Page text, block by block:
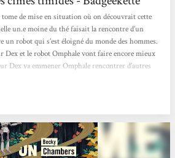
de mise en situation où on découvrait cette
un.e moine du thé faisait la rencontre d’un
un robot qui s’est éloigné du monde des hommes.
Dex et le robot Omphale vont faire encore mieux
Dex va emmener Omphale rencontrer d’autres
ou humoristique et j’ai vraiment apprécié les